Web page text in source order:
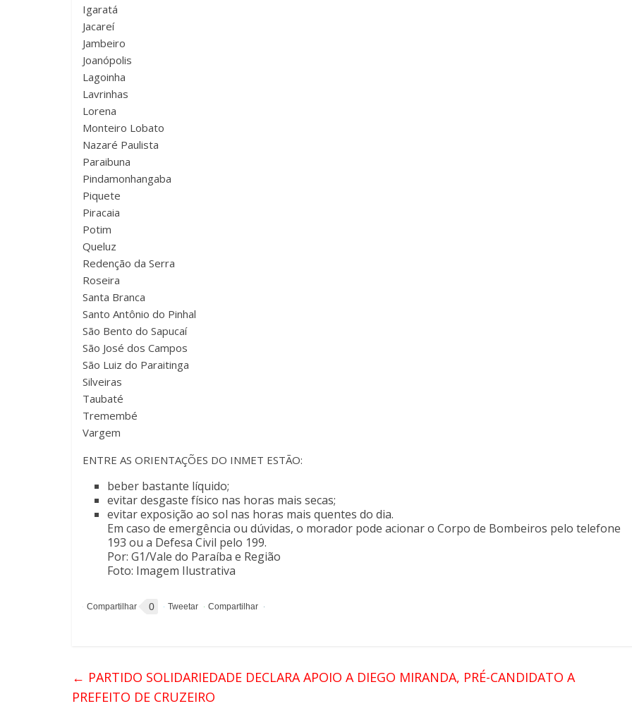
Igaratá
Jacareí
Jambeiro
Joanópolis
Lagoinha
Lavrinhas
Lorena
Monteiro Lobato
Nazaré Paulista
Paraibuna
Pindamonhangaba
Piquete
Piracaia
Potim
Queluz
Redenção da Serra
Roseira
Santa Branca
Santo Antônio do Pinhal
São Bento do Sapucaí
São José dos Campos
São Luiz do Paraitinga
Silveiras
Taubaté
Tremembé
Vargem
ENTRE AS ORIENTAÇÕES DO INMET ESTÃO:
beber bastante líquido;
evitar desgaste físico nas horas mais secas;
evitar exposição ao sol nas horas mais quentes do dia.
Em caso de emergência ou dúvidas, o morador pode acionar o Corpo de Bombeiros pelo telefone
193 ou a Defesa Civil pelo 199.
Por: G1/Vale do Paraíba e Região
Foto: Imagem Ilustrativa
0
← PARTIDO SOLIDARIEDADE DECLARA APOIO A DIEGO MIRANDA, PRÉ-CANDIDATO A
PREFEITO DE CRUZEIRO